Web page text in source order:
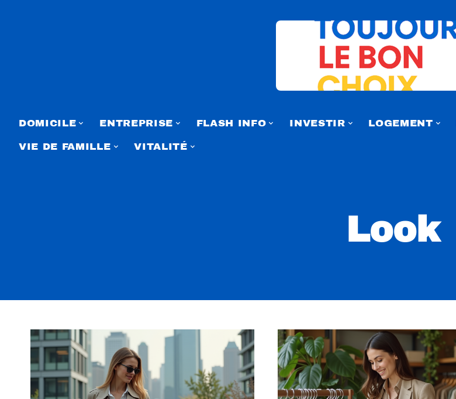
DOMICILE ENTREPRISE FLASH INFO INVESTIR LOGEMENT
VIE DE FAMILLE VITALITÉ
Look